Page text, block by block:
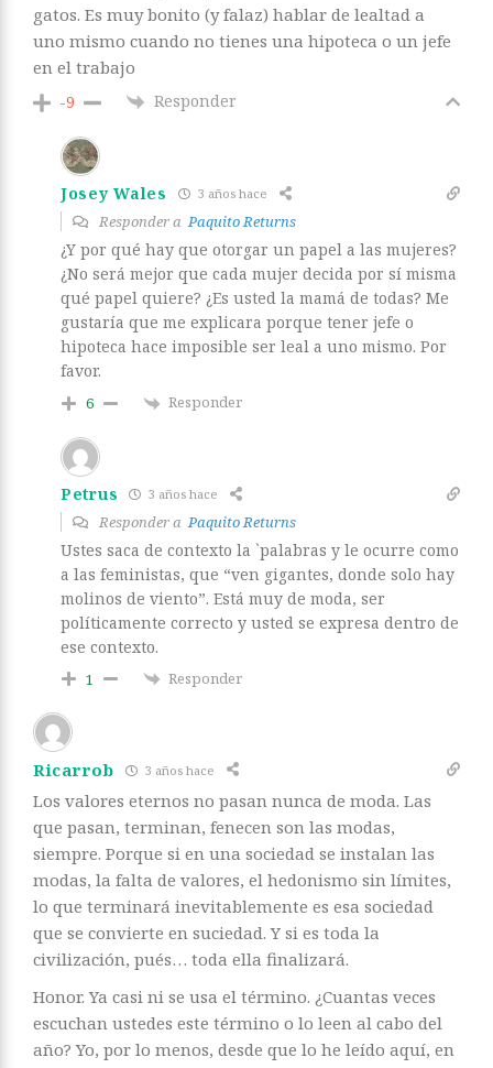
gatos. Es muy bonito (y falaz) hablar de lealtad a
uno mismo cuando no tienes una hipoteca o un jefe
en el trabajo
-9 Responder
Josey Wales 3 años hace
Responder aPaquito Returns
¿Y por qué hay que otorgar un papel a las mujeres?
¿No será mejor que cada mujer decida por sí misma
qué papel quiere? ¿Es usted la mamá de todas? Me
gustaría que me explicara porque tener jefe o
hipoteca hace imposible ser leal a uno mismo. Por
favor.
6 Responder
Petrus 3 años hace
Responder a Paquito Returns
Ustes saca de contexto la `palabras y le ocurre como
a las feministas, que “ven gigantes, donde solo hay
molinos de viento”. Está muy de moda, ser
políticamente correcto y usted se expresa dentro de
ese contexto.
1 Responder
Ricarrob 3 años hace
Los valores eternos no pasan nunca de moda. Las
que pasan, terminan, fenecen son las modas,
siempre. Porque si en una sociedad se instalan las
modas, la falta de valores, el hedonismo sin límites,
lo que terminará inevitablemente es esa sociedad
que se convierte en suciedad. Y si es toda la
civilización, pués… toda ella finalizará.
Honor. Ya casi ni se usa el término. ¿Cuantas veces
escuchan ustedes este término o lo leen al cabo del
año? Yo, por lo menos, desde que lo he leído aquí, en